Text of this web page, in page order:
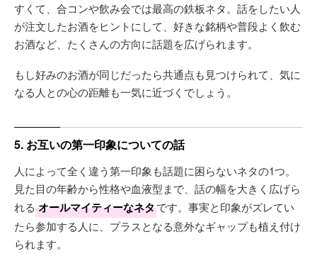
すくて、合コンや飲み会では最高の鉄板ネタ。話をしたい人
が注文したお酒をヒントにして、好きな銘柄や普段よく飲む
お酒など、たくさんの方向に話題を広げられます。
もし好みのお酒が同じだったら共通点も見つけられて、気に
なる人との心の距離も一気に近づくでしょう。
5. お互いの第一印象についての話
人によって全く違う第一印象も話題に困らないネタの1つ。
見た目の年齢から性格や血液型まで、話の幅を大きく広げら
れる オールマイティーなネタです。事実と印象がズレてい
たら参加する人に、プラスとなる意外なギャップも植え付け
られます。